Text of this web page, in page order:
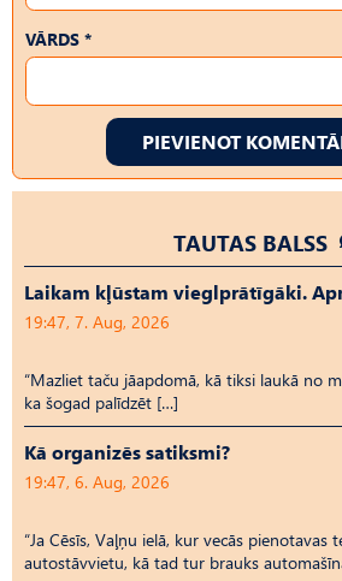
VĀRDS *
PIEVIENOT
TAUTAS BALSS
Laikam kļūstam vieglprātīgāki.
19:47, 7. Aug, 2026
“Mazliet taču jāapdomā, kā tiksi laukā no
ka šogad palīdzēt […]
Kā organizēs satiksmi?
19:47, 6. Aug, 2026
“Ja Cēsīs, Vaļņu ielā, kur vecās pienotavas
autostāvvietu, kā tad tur brauks